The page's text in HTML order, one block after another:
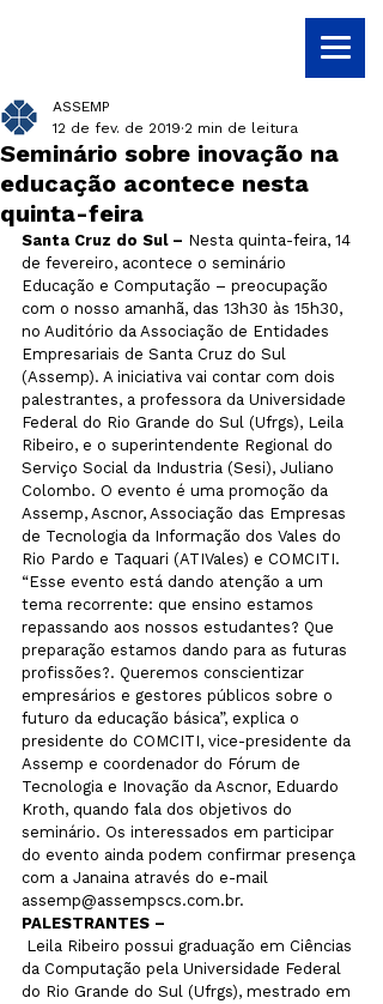
Seminário sobre inovação na
educação acontece nesta
quinta-feira
ASSEMP
12 de fev. de 2019 2 min de leitura
Santa Cruz do Sul – Nesta quinta-feira, 14
de fevereiro, acontece o seminário
Educação e Computação – preocupação
com o nosso amanhã, das 13h30 às 15h30,
no Auditório da Associação de Entidades
Empresariais de Santa Cruz do Sul
(Assemp). A iniciativa vai contar com dois
palestrantes, a professora da Universidade
Federal do Rio Grande do Sul (Ufrgs), Leila
Ribeiro, e o superintendente Regional do
Serviço Social da Industria (Sesi), Juliano
Colombo. O evento é uma promoção da
Assemp, Ascnor, Associação das Empresas
de Tecnologia da Informação dos Vales do
Rio Pardo e Taquari (ATIVales) e COMCITI.
“Esse evento está dando atenção a um
tema recorrente: que ensino estamos
repassando aos nossos estudantes? Que
preparação estamos dando para as futuras
profissões?. Queremos conscientizar
empresários e gestores públicos sobre o
futuro da educação básica”, explica o
presidente do COMCITI, vice-presidente da
Assemp e coordenador do Fórum de
Tecnologia e Inovação da Ascnor, Eduardo
Kroth, quando fala dos objetivos do
seminário. Os interessados em participar
do evento ainda podem confirmar presença
com a Janaina através do e-mail
assemp@assempscs.com.br.
PALESTRANTES –
da Computação pela Universidade Federal
do Rio Grande do Sul (Ufrgs), mestrado em